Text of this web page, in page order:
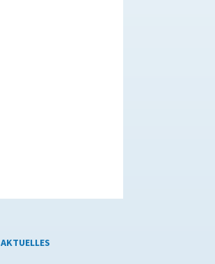
AKTUELLES